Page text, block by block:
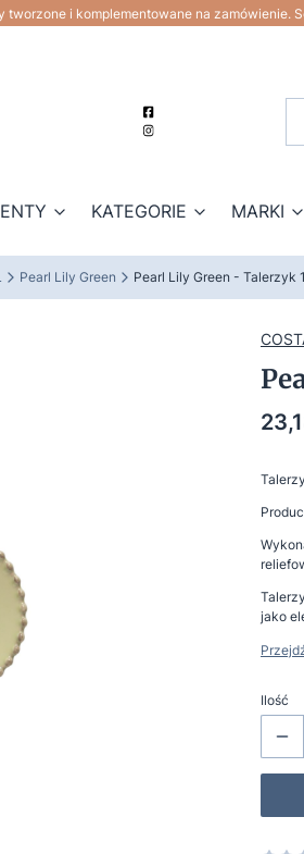
i komplementowane na zamówienie.
KATEGORIE MARKI
Pearl Lily Green Pearl Lily Green - Talerzyk
jako
Ilość